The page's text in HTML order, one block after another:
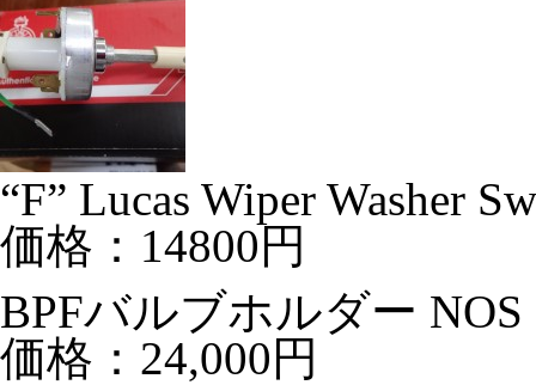
“F” Lucas Wiper Washer
価格：14800円
BPFバルブホルダー
価格：24,000円